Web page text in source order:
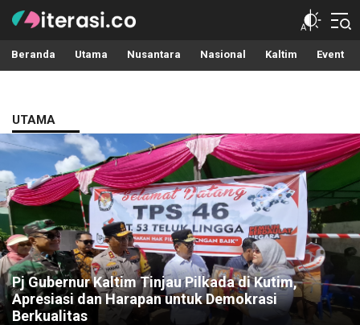
Literasi.co
Pilar Informasi
Beranda Utama Nusantara Nasional Kaltim Event
UTAMA
Pj Gubernur Kaltim Tinjau Pilkada di Kutim,
Apresiasi dan Harapan untuk Demokrasi
Berkualitas